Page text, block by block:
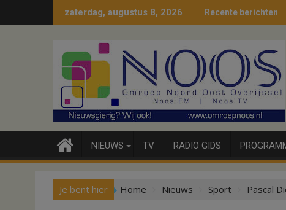
naar
zaterdag, augustus 8, 2026 Recente berichten
NIEUWS TV RADIO GIDS
Je bent hier Home Nieuws Sport Pascal